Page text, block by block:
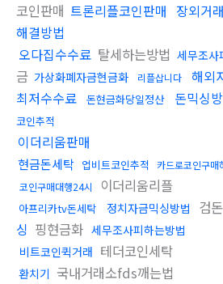
코인판매 트론리플코인판매 장외거
해결방법
오다집수수료 탈세하는방법 세무조사
금 가상화폐자금현금화 리플삽니다 해외
최저수수료
돈현금화당일정산 돈믹싱
코인추적
이더리움판매
현금돈세탁 업비트코인추적
카드로코인구매
코인구매대행24시
이더리움리플
아프리카tv돈세탁 정치자금믹싱방법 검
싱 핑현금화 세무조사피하는방법
비트코인퀵거래 테더코인세탁
환치기 국내거래소fds깨는법